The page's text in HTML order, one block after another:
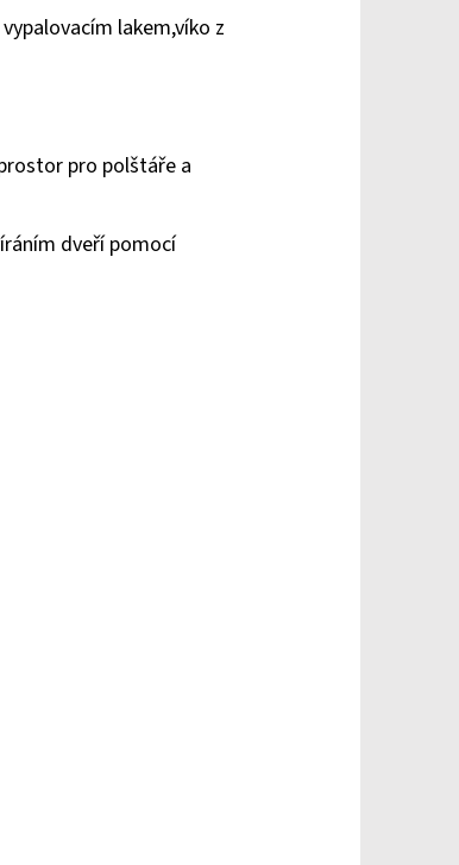
lakem,víko z
pro polštáře a
dveří pomocí